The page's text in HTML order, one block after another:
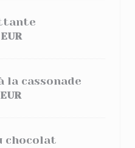
la cassonade
chocolat